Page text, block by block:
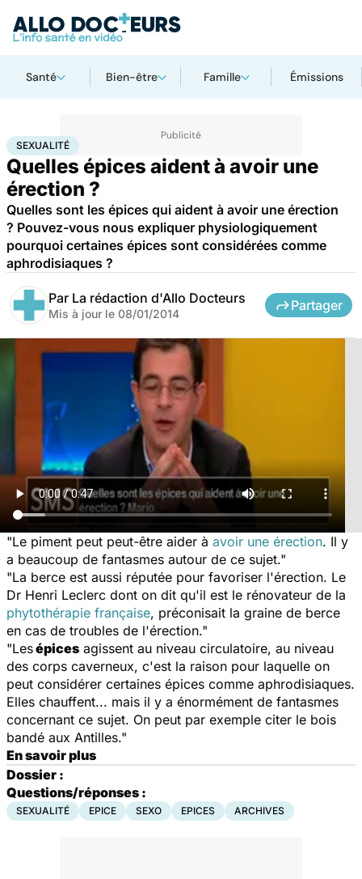
Santé Bien-être Famille Émissions
AccueilBien-être
SEXUALITÉ
Quelles épices aident à avoir une
érection ?
Quelles sont les épices qui aident à avoir une érection
? Pouvez-vous nous expliquer physiologiquement
pourquoi certaines épices sont considérées comme
aphrodisiaques ?
Par La rédaction d'Allo Docteurs
Mis à jour le 08/01/2014
Partager
"Le piment peut peut-être aider à avoir une érection. Il y
a beaucoup de fantasmes autour de ce sujet."
"La berce est aussi réputée pour favoriser l'érection. Le
Dr Henri Leclerc dont on dit qu'il est le rénovateur de la
phytothérapie française, préconisait la graine de berce
en cas de troubles de l'érection."
"Lesépices agissent au niveau circulatoire, au niveau
des corps caverneux, c'est la raison pour laquelle on
peut considérer certaines épices comme aphrodisiaques.
Elles chauffent... mais il y a énormément de fantasmes
concernant ce sujet. On peut par exemple citer le bois
bandé aux Antilles."
En savoir plus
Dossier :
Questions/réponses :
SEXUALITÉ EPICE SEXO EPICES ARCHIVES